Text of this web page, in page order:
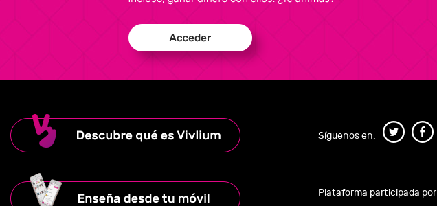
Síguenos en:
Plataforma participada por